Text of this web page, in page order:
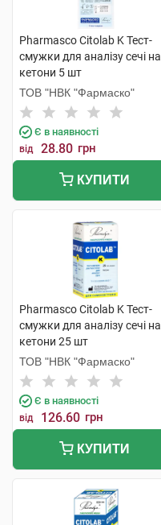
Pharmasco Citolab K Тест-
смужки для аналізу сечі на
кетони 5 шт
ТОВ "НВК "Фармаско"
Є в наявності
від 28.80 грн
КУПИТИ
Pharmasco Citolab K Тест-
смужки для аналізу сечі на
кетони 25 шт
ТОВ "НВК "Фармаско"
Є в наявності
від 126.60 грн
КУПИТИ